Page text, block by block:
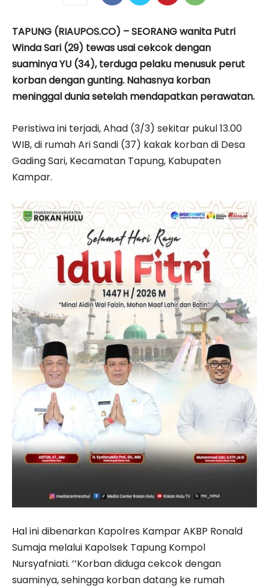
TAPUNG (RIAUPOS.CO) – SEORANG wanita Putri
Winda Sari (29) tewas usai cekcok dengan
suaminya YU (34), terduga pelaku menusuk perut
korban dengan gunting. Nahasnya korban
meninggal dunia setelah mendapatkan perawatan.
Peristiwa ini terjadi, Ahad (3/3) sekitar pukul 13.00
WIB, di rumah Ari Sandi (37) kakak korban di Desa
Gading Sari, Kecamatan Tapung, Kabupaten
Kampar.
Hal ini dibenarkan Kapolres Kampar AKBP Ronald
Sumaja melalui Kapolsek Tapung Kompol
Nursyafniati. ’’Korban diduga cekcok dengan
suaminya, sehingga korban datang ke rumah